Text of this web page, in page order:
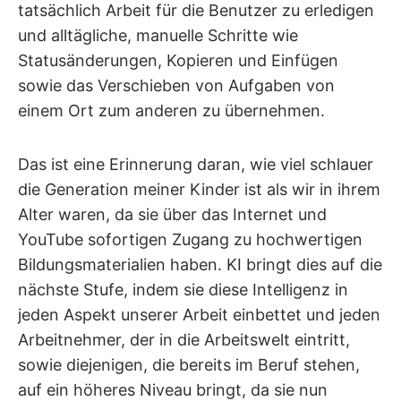
tatsächlich Arbeit für die Benutzer zu erledigen
und alltägliche, manuelle Schritte wie
Statusänderungen, Kopieren und Einfügen
sowie das Verschieben von Aufgaben von
einem Ort zum anderen zu übernehmen.
Das ist eine Erinnerung daran, wie viel schlauer
die Generation meiner Kinder ist als wir in ihrem
Alter waren, da sie über das Internet und
YouTube sofortigen Zugang zu hochwertigen
Bildungsmaterialien haben. KI bringt dies auf die
nächste Stufe, indem sie diese Intelligenz in
jeden Aspekt unserer Arbeit einbettet und jeden
Arbeitnehmer, der in die Arbeitswelt eintritt,
sowie diejenigen, die bereits im Beruf stehen,
auf ein höheres Niveau bringt, da sie nun